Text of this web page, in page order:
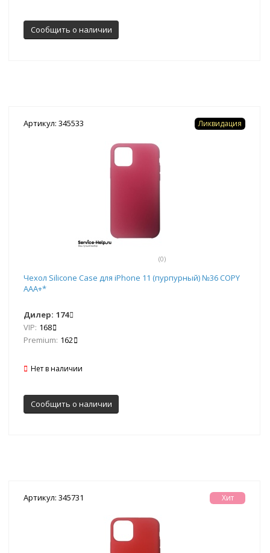
Сообщить о наличии
Артикул: 345533
(0)
Ликвидация
Чехол Silicone Case для iPhone 11 (пурпурный) №36 COPY
AAA+*
Дилер: 174
VIP: 168
Premium: 162
Нет в наличии
Сообщить о наличии
Артикул: 345731 Хит